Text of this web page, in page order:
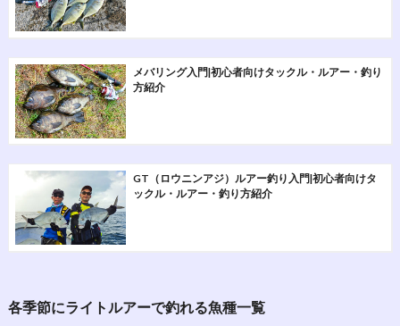
メバリング入門|初心者向けタックル・ルアー・釣り
方紹介
GT（ロウニンアジ）ルアー釣り入門|初心者向けタ
ックル・ルアー・釣り方紹介
各季節にライトルアーで釣れる魚種一覧